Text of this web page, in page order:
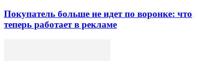
Покупатель больше не идет по воронке: что
теперь работает в рекламе